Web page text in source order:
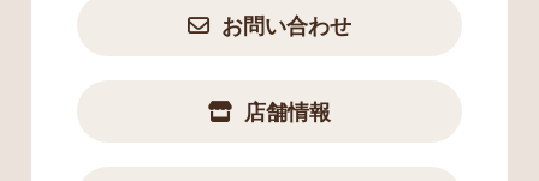
お問い合わせ
店舗情報